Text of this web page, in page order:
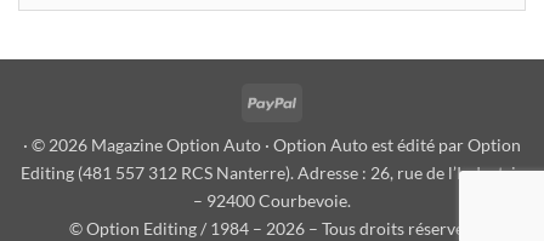
PayPal
· © 2026 Magazine Option Auto · Option Auto est édité par Option
Editing (481 557 312 RCS Nanterre). Adresse : 26, rue de l’Industrie
– 92400 Courbevoie.
© Option Editing / 1984 – 2026 – Tous droits réservés.